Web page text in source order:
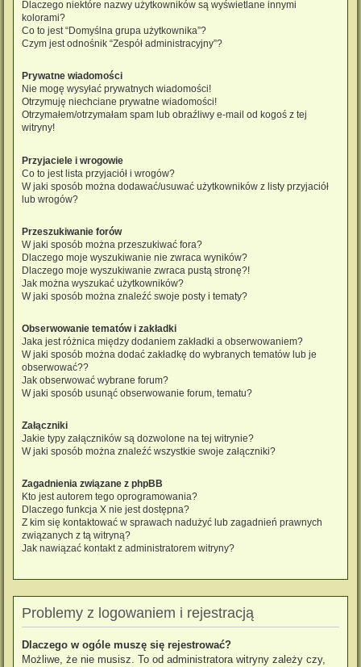
Dlaczego niektóre nazwy użytkowników są wyświetlane innymi
kolorami?
Co to jest “Domyślna grupa użytkownika”?
Czym jest odnośnik “Zespół administracyjny”?
Prywatne wiadomości
Nie mogę wysyłać prywatnych wiadomości!
Otrzymuję niechciane prywatne wiadomości!
Otrzymałem/otrzymałam spam lub obraźliwy e-mail od kogoś z tej
witryny!
Przyjaciele i wrogowie
Co to jest lista przyjaciół i wrogów?
W jaki sposób można dodawać/usuwać użytkowników z listy przyjaciół
lub wrogów?
Przeszukiwanie forów
W jaki sposób można przeszukiwać fora?
Dlaczego moje wyszukiwanie nie zwraca wyników?
Dlaczego moje wyszukiwanie zwraca pustą stronę?!
Jak można wyszukać użytkowników?
W jaki sposób można znaleźć swoje posty i tematy?
Obserwowanie tematów i zakładki
Jaka jest różnica między dodaniem zakładki a obserwowaniem?
W jaki sposób można dodać zakładkę do wybranych tematów lub je
obserwować??
Jak obserwować wybrane forum?
W jaki sposób usunąć obserwowanie forum, tematu?
Załączniki
Jakie typy załączników są dozwolone na tej witrynie?
W jaki sposób można znaleźć wszystkie swoje załączniki?
Zagadnienia związane z phpBB
Kto jest autorem tego oprogramowania?
Dlaczego funkcja X nie jest dostępna?
Z kim się kontaktować w sprawach nadużyć lub zagadnień prawnych
związanych z tą witryną?
Jak nawiązać kontakt z administratorem witryny?
Problemy z logowaniem i rejestracją
Dlaczego w ogóle muszę się rejestrować?
Możliwe, że nie musisz. To od administratora witryny zależy czy,